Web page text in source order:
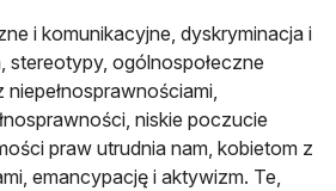
i komunikacyjne, dyskryminacja i
stereotypy, ogólnospołeczne
niskie poczucie
praw utrudnia nam, kobietom z
emancypację i aktywizm. Te,